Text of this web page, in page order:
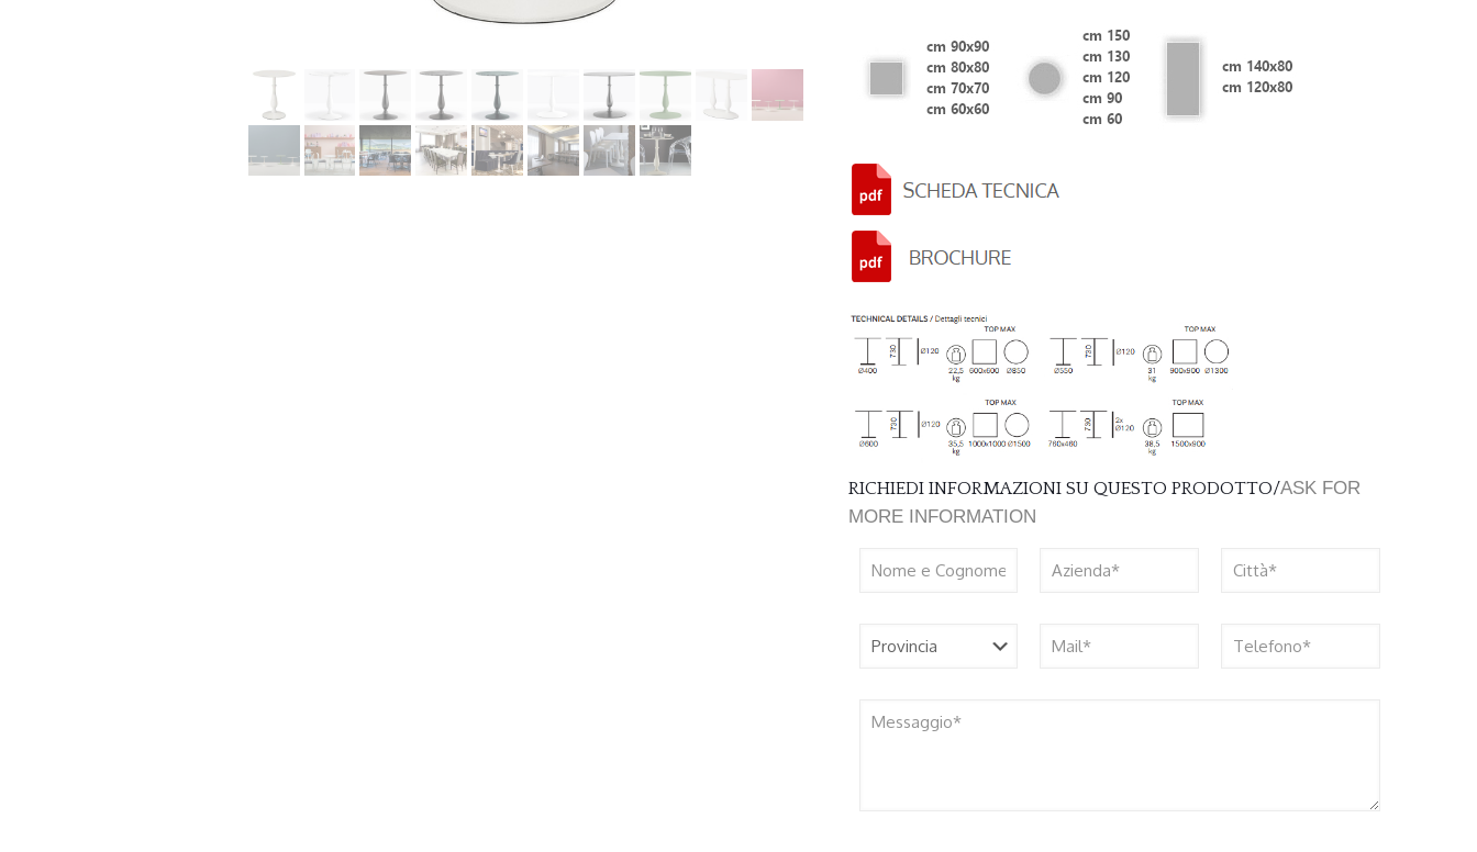
RICHIEDI INFORMAZIONI SU QUESTO PRODOTTO/ASK FOR
MORE INFORMATION